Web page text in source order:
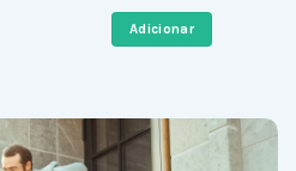
era:
1.305,00 €.
Adicionar